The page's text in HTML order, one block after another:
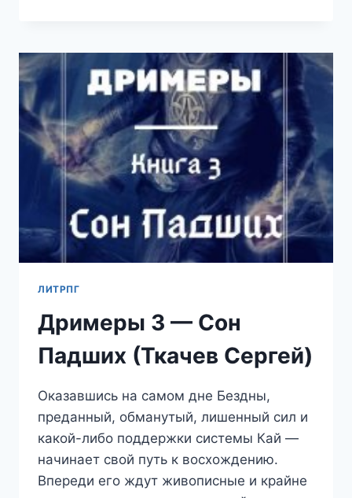
СЕРГЕЙ)
ЛИТРПГ
Дримеры 3 — Сон
Падших (Ткачев Сергей)
Оказавшись на самом дне Бездны,
преданный, обманутый, лишенный сил и
какой-либо поддержки системы Кай —
начинает свой путь к восхождению.
Впереди его ждут живописные и крайне